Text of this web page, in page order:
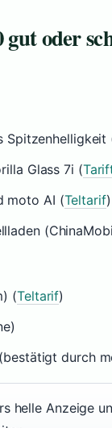
oder
Spitzenhelligkeit
Glass 7i (
moto AI (Teltarif)
(Teltarif)
durch
helle Anzeige